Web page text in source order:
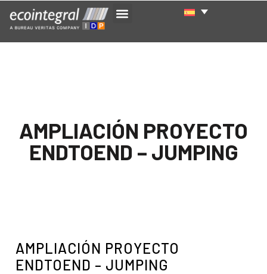
AMPLIACIÓN PROYECTO
ENDTOEND – JUMPING
AMPLIACIÓN PROYECTO
ENDTOEND – JUMPING